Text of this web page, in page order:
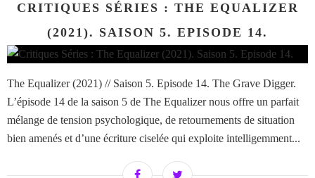
CRITIQUES SÉRIES : THE EQUALIZER
(2021). SAISON 5. EPISODE 14.
The Equalizer (2021) // Saison 5. Episode 14. The Grave Digger.
L’épisode 14 de la saison 5 de The Equalizer nous offre un parfait
mélange de tension psychologique, de retournements de situation
bien amenés et d’une écriture ciselée qui exploite intelligemment...